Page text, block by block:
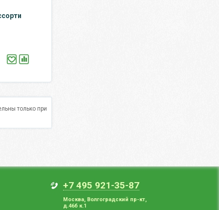
только при
+7 495 921-35-87
Москва, Волгоградский пр-кт,
д.46б к.1